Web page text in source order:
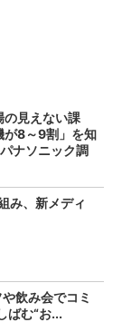
の見えない課
が8～9割」を知
ナソニック調
み、新メディ
飲み会でコミ
ばむ“お...